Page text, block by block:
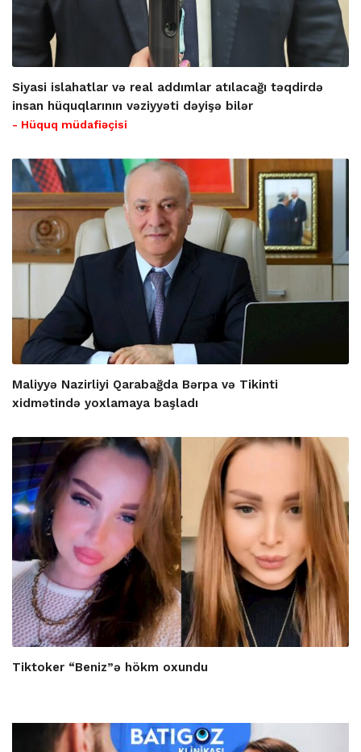
Siyasi islahatlar və real addımlar atılacağı təqdirdə
insan hüquqlarının vəziyyəti dəyişə bilər
- Hüquq müdafiəçisi
Maliyyə Nazirliyi Qarabağda Bərpa və Tikinti
xidmətində yoxlamaya başladı
Tiktoker “Beniz”ə hökm oxundu